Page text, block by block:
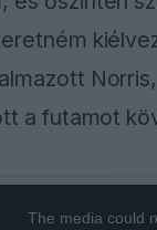
a futamot
The media could